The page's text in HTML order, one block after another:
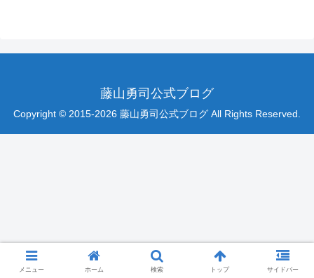
藤山勇司公式ブログ
Copyright © 2015-2026 藤山勇司公式ブログ All Rights Reserved.
メニュー ホーム 検索 トップ サイドバー